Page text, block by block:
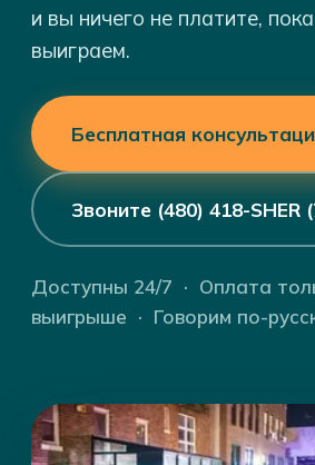
и вы ничего не платите,
выиграем.
Бесплатная
Звоните (480) 418-SHER
Доступны 24/7 · Оплата
выигрыше · Говорим по-